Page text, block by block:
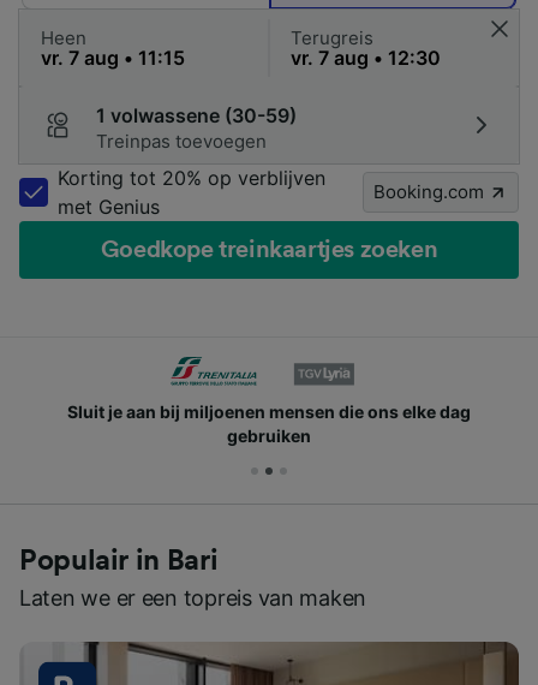
Heen Terugreis
1 volwassene (30-59)
Treinpas toevoegen
Korting tot 20% op verblijven
met Genius
Booking.com
Goedkope treinkaartjes zoeken
Sluit je aan bij miljoenen mensen die ons elke dag
gebruiken
Populair in Bari
Laten we er een topreis van maken